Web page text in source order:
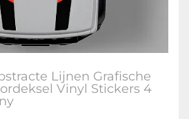
Lijnen Grafische
Vinyl Stickers 4